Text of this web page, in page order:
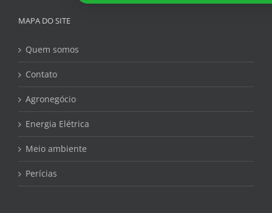
MAPA DO SITE
Quem somos
Contato
Agronegócio
Energia Elétrica
Meio ambiente
Perícias